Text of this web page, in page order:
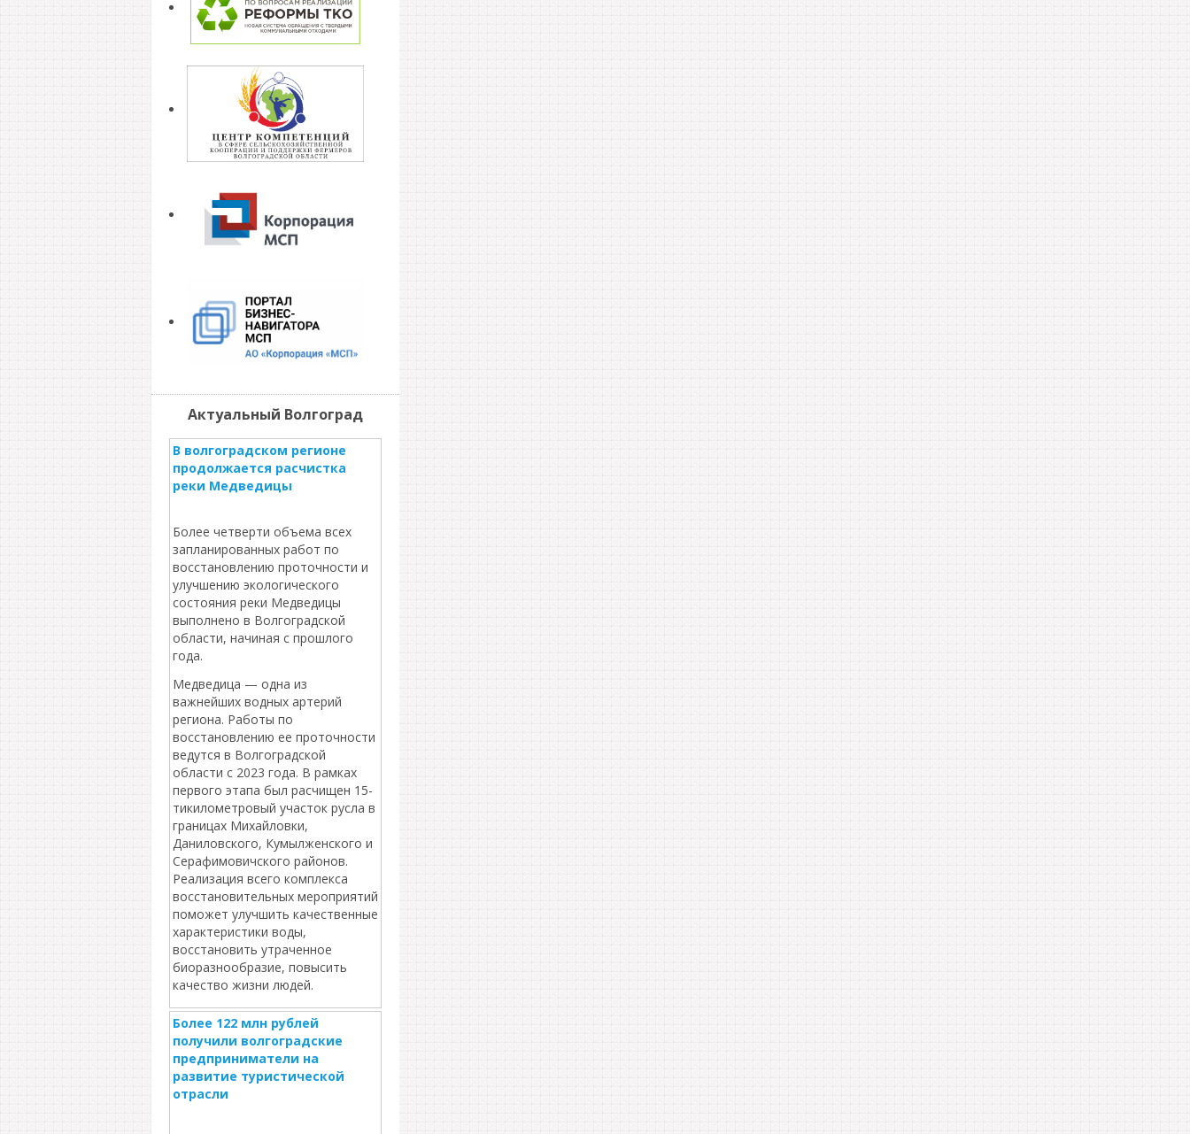
Актуальный Волгоград
В волгоградском регионе
продолжается расчистка
реки Медведицы
Более четверти объема всех
запланированных работ по
восстановлению проточности и
улучшению экологического
состояния реки Медведицы
выполнено в Волгоградской
области, начиная с прошлого
года.
Медведица — одна из
важнейших водных артерий
региона. Работы по
восстановлению ее проточности
ведутся в Волгоградской
области с 2023 года. В рамках
первого этапа был расчищен 15-
тикилометровый участок русла в
границах Михайловки,
Даниловского, Кумылженского и
Серафимовичского районов.
Реализация всего комплекса
восстановительных мероприятий
поможет улучшить качественные
характеристики воды,
восстановить утраченное
биоразнообразие, повысить
качество жизни людей.
Более 122 млн рублей
получили волгоградские
предприниматели на
развитие туристической
отрасли